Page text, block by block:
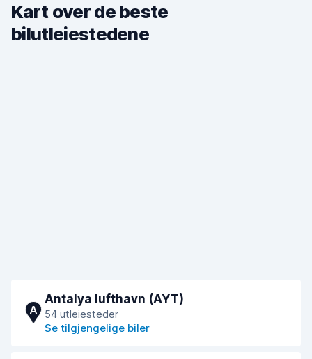
Kart over de beste
bilutleiestedene
A
Antalya lufthavn (AYT)
54 utleiesteder
Se tilgjengelige biler